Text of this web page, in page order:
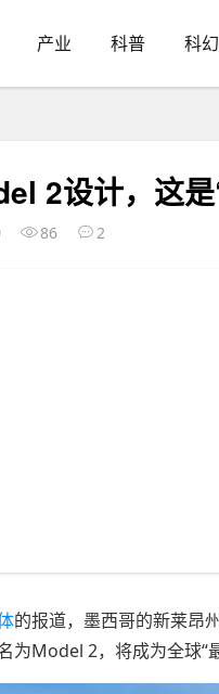
产业 科普 科幻
2设计，这是
86 2
的报道，墨西哥的新莱昂
为Model 2，将成为全球“